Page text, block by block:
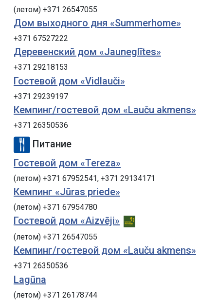
(летом) +371 26547055
Дом выходного дня «Summerhome»
+371 67527222
Деревенский дом «Jauneglītes»
+371 29218153
Гостевой дом «Vidlauči»
+371 29239197
Кемпинг/гостевой дом «Lauču akmens»
+371 26350536
Питание
Гостевой дом «Tereza»
(летом) +371 67952541, +371 29134171
Кемпинг «Jūras priede»
(летом) +371 67954780
Гостевой дом «Aizvēji»
(летом) +371 26547055
Кемпинг/гостевой дом «Lauču akmens»
+371 26350536
Lagūna
(летом) +371 26178744